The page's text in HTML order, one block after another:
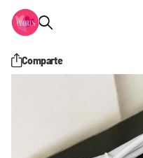
Comparte